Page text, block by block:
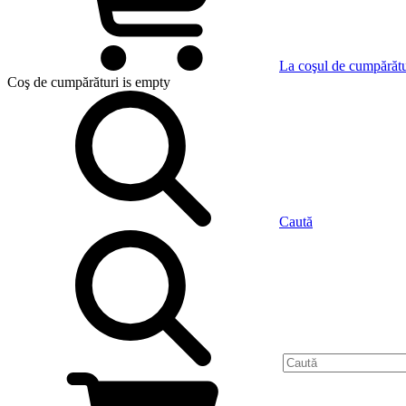
La coşul de
Coş de cumpărături is empty
Caută